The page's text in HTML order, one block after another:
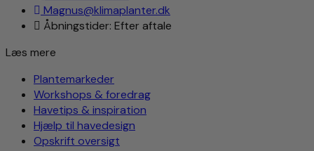
Magnus@klimaplanter.dk
Åbningstider: Efter aftale
Læs mere
Plantemarkeder
Workshops & foredrag
Havetips & inspiration
Hjælp til havedesign
Opskrift oversigt